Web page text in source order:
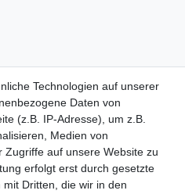
Technologien auf unserer
Daten von
(z.B. IP-Adresse), um z.B.
Medien von
auf unsere Website zu
erfolgt erst durch gesetzte
Dritten, die wir in den